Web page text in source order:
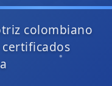
colombiano